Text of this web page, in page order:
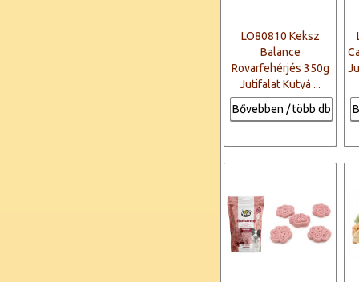
LO80810 Keksz
Balance
Rovarfehérjés 350g
Jutifalat Kutyá ...
Bővebben / több db